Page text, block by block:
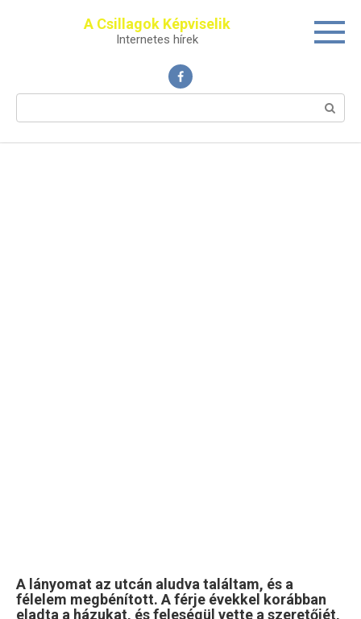
A Csillagok Képviselik
Internetes hírek
Поиск:
A lányomat az utcán aludva találtam, és a
félelem megbénított. A férje évekkel korábban
eladta a házukat, és feleségül vette a szeretőjét,